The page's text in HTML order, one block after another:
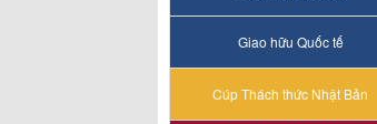
Giao hữu Quốc tế
Cúp Thách thức Nhật Bản